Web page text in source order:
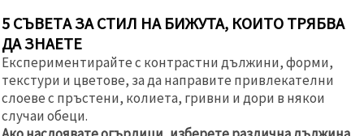
5 СЪВЕТA ЗА СТИЛ НА БИЖУТА, КОИТО ТРЯБВА
ДА ЗНАЕТЕ
Експериментирайте с контрастни дължини, форми,
текстури и цветове, за да направите привлекателни
слоеве с пръстени, колиета, гривни и дори в някои
случаи обеци.